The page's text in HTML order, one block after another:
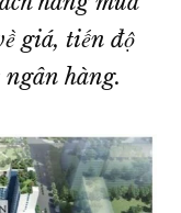
giá, tiến độ
hàng.